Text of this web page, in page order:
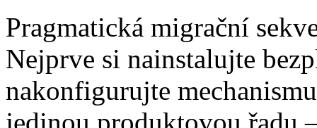
Pragmatická migrační
Nejprve si nainstalujte
nakonfigurujte
jedinou produktovou řadu